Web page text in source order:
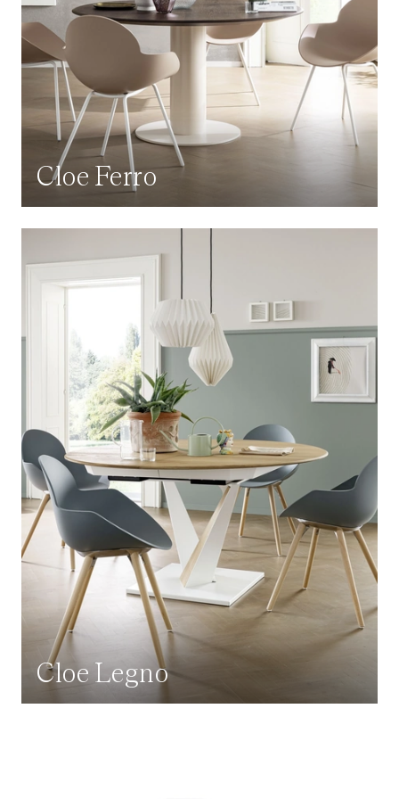
Cloe Ferro
Cloe Legno